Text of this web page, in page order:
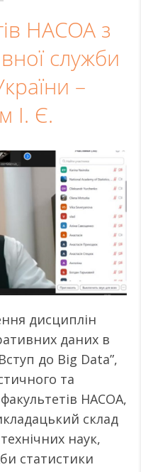
НАСОА з
служби
–
І. Є.
дисциплін
даних в
до Big Data”,
та
НАСОА,
склад
наук,
статистики